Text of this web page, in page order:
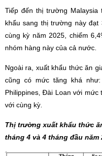
Tiếp đến thị trường
khẩu sang thị trường này đạt
cùng kỳ năm 2025, chiếm
nhóm hàng này của cả nước.
Ngoài ra, xuất khẩu thức ăn
cũng có mức tăng khá
Philippines, Đài Loan với
với cùng kỳ.
Thị trường xuất khẩu thức
tháng 4 và 4 tháng đầu năm